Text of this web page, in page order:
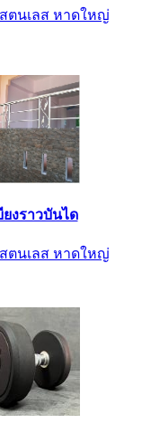
ตนเลส หาดใหญ่
ยงราวบันได
ตนเลส หาดใหญ่